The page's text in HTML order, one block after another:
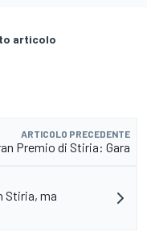
articolo
ARTICOLO PRECEDENTE
Premio di Stiria: Gara
Stiria, ma